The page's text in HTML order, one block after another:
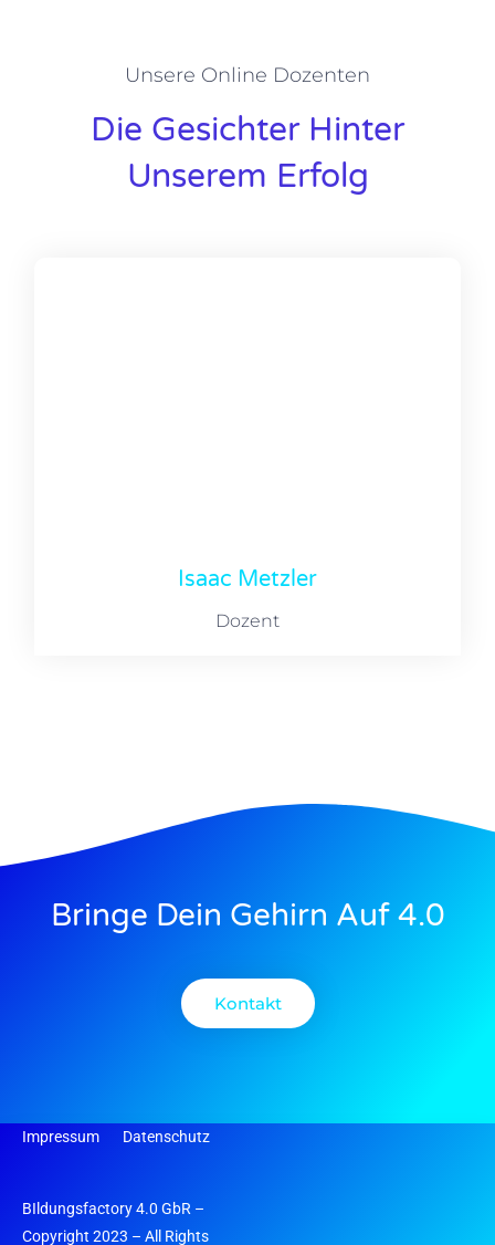
Isaac Metzler
Dozent
Unsere Online Dozenten
Die Gesichter Hinter
Unserem Erfolg
Bringe Dein Gehirn Auf 4.0
Kontakt
Impressum Datenschutz
BIldungsfactory 4.0 GbR –
Copyright 2023 – All Rights